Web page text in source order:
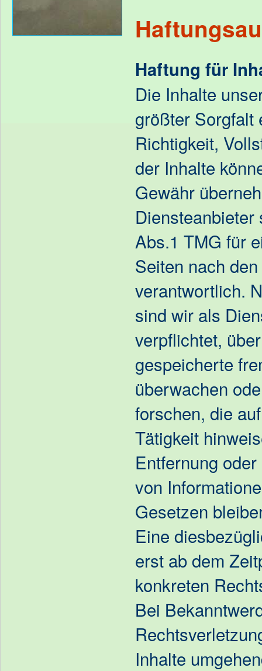
Haftung für
Die Inhalte
größter Sorgfalt
Richtigkeit,
der Inhalte
Gewähr
Abs.1 TMG für
Seiten nach
verantwortlich.
sind wir als
verpflichtet,
gespeicherte
überwachen
forschen, die
Tätigkeit
Entfernung
von
Gesetzen
Eine
erst ab dem
konkreten
Bei
Inhalte